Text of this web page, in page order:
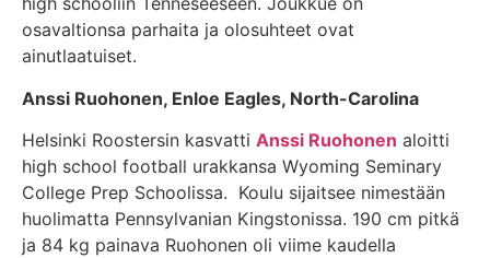
osavaltionsa parhaita ja olosuhteet ovat
ainutlaatuiset.
Anssi Ruohonen, Enloe Eagles, North-Carolina
Helsinki Roostersin kasvatti Anssi Ruohonen aloitti
high school football urakkansa Wyoming Seminary
College Prep Schoolissa. Koulu sijaitsee nimestään
huolimatta Pennsylvanian Kingstonissa. 190 cm pitkä
ja 84 kg painava Ruohonen oli viime kaudella